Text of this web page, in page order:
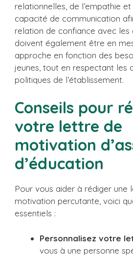
relationnelles, de l’empathie
capacité de communication
relation de confiance avec les
doivent également être en
approche en fonction des
jeunes, tout en respectant les
politiques de l’établissement.
Conseils pour
votre lettre de
motivation
d’éducation
Pour vous aider à rédiger une
motivation percutante, voici
essentiels :
Personnalisez votre
vous à une personne